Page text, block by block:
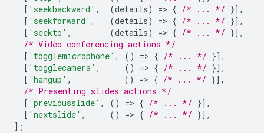
[ 'seekbackward' , (details) => { /* ... */ }],
[ 'seekforward' , (details) => { /* ... */ }],
[ 'seekto' , (details) => { /* ... */ }],
/* Video conferencing actions */
[ 'togglemicrophone' , () => { /* ... */ }],
[ 'togglecamera' , () => { /* ... */ }],
[ 'hangup' , () => { /* ... */ }],
/* Presenting slides actions */
[ 'previousslide' , () => { /* ... */ }],
[ 'nextslide' , () => { /* ... */ }],
];